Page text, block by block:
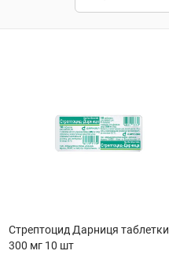
Стрептоцид Дарниця таблетки
300 мг 10 шт